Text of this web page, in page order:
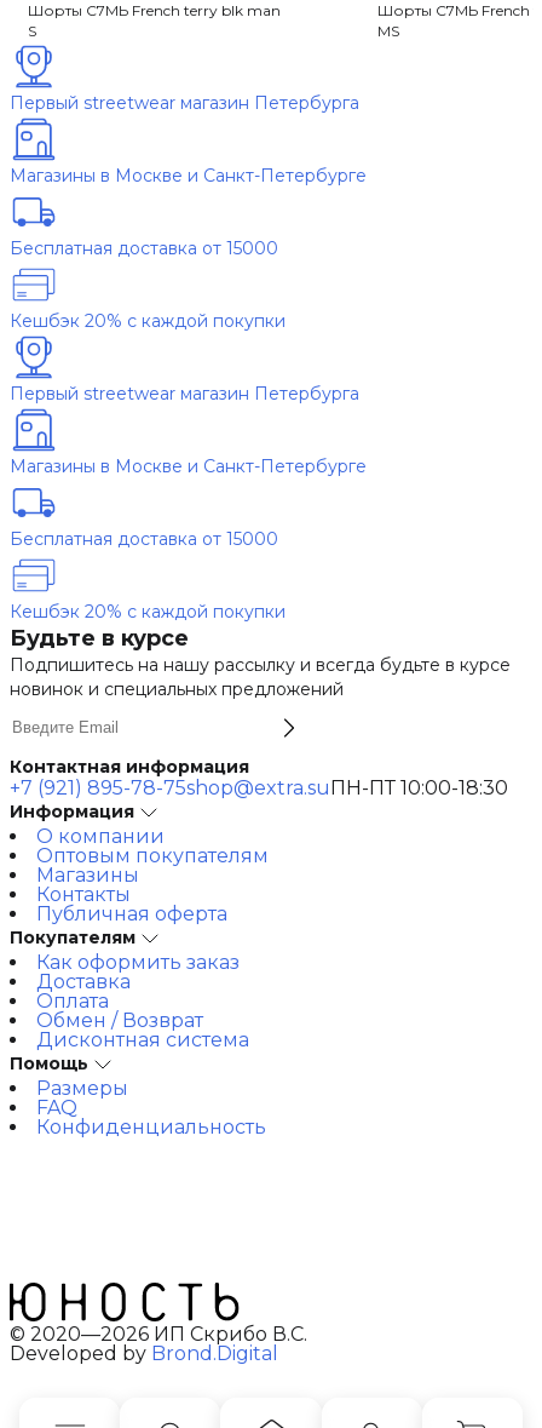
Шорты С7МЬ French terry blk man
S
Шорты С7МЬ French
MS
Первый streetwear магазин Петербурга
Магазины в Москве и Санкт-Петербурге
Бесплатная доставка от 15000
Кешбэк 20% с каждой покупки
Первый streetwear магазин Петербурга
Магазины в Москве и Санкт-Петербурге
Бесплатная доставка от 15000
Кешбэк 20% с каждой покупки
Будьте в курсе
Подпишитесь на нашу рассылку и всегда будьте в курсе
новинок и специальных предложений
Контактная информация
+7 (921) 895-78-75shop@extra.suПН-ПТ 10:00-18:30
Информация
О компании
Оптовым покупателям
Магазины
Контакты
Публичная оферта
Покупателям
Как оформить заказ
Доставка
Оплата
Обмен / Возврат
Дисконтная система
Помощь
Размеры
FAQ
Конфиденциальность
© 2020—2026 ИП Скрибо В.С.
Developed by Brond.Digital